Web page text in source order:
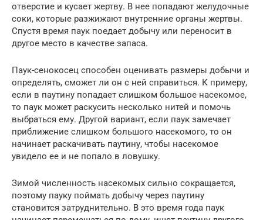
отверстие и кусает жертву. В нее попадают желудочные
соки, которые разжижают внутренние органы жертвы.
Спустя время паук поедает добычу или переносит в
другое место в качестве запаса.
Паук-сенокосец способен оценивать размеры добычи и
определять, сможет ли он с ней справиться. К примеру,
если в паутину попадает слишком большое насекомое,
то паук может раскусить несколько нитей и помочь
выбраться ему. Другой вариант, если паук замечает
приближение слишком большого насекомого, то он
начинает раскачивать паутину, чтобы насекомое
увидело ее и не попало в ловушку.
Зимой численность насекомых сильно сокращается,
поэтому пауку поймать добычу через паутину
становится затруднительно. В это время года паук